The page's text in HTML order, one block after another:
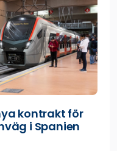
kontrakt för
i Spanien